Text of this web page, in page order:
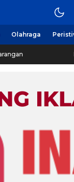
Olahraga